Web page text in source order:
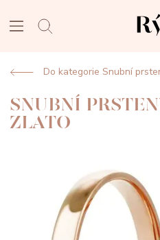
Do kategorie Snubní
SNUBNÍ
ZLATO